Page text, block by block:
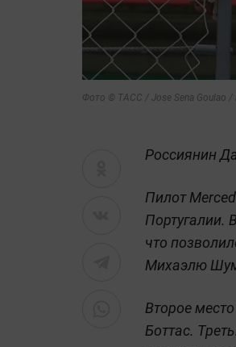
Фото © ТАСС / Jose Sena Goulao /
Россиянин
Пилот
Португалии.
что
Михаэлю
Второе
Боттас.